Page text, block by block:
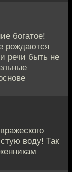
богатое!
рождаются
речи быть не
воду! Так